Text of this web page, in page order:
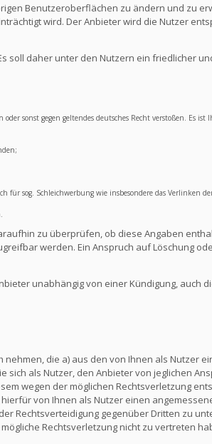
Benutzeroberflächen zu ändern und zu
wird. Der Anbieter wird die Nutzer
soll daher unter den Nutzern ein friedlicher
sonst gegen geltendes deutsches Recht verstoßen. Es ist
sog. Schleichwerbung wie insbesondere das Verlinken
zu überprüfen, ob diese Angaben
werden. Ein Anspruch auf Löschung
unabhängig von einer Kündigung, auch
die a) aus den von Ihnen als Nutzer
als Nutzer, den Anbieter von jeglichen
wegen der möglichen Rechtsverletzung
von Ihnen als Nutzer einen
Rechtsverteidigung gegenüber Dritten zu
Rechtsverletzung nicht zu vertreten